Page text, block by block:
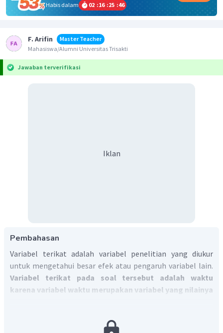
Habis dalam
02 :16 :25 :45
F. Arifin
Master Teacher
Mahasiswa/Alumni Universitas Trisakti
Jawaban terverifikasi
Iklan
Pembahasan
Variabel terikat adalah variabel penelitian yang diukur
untuk mengetahui besar efek atau pengaruh variabel lain.
Variabel terikat pada soal tersebut adalah waktu
karena variabel waktu merupakan variabel yang nilainya